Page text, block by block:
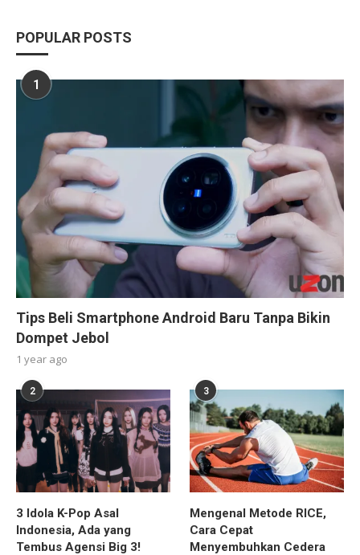
POPULAR POSTS
1
Tips Beli Smartphone Android Baru Tanpa Bikin
Dompet Jebol
1 year ago
2
3 Idola K-Pop Asal
Indonesia, Ada yang
Tembus Agensi Big 3!
3
Mengenal Metode RICE,
Cara Cepat
Menyembuhkan Cedera